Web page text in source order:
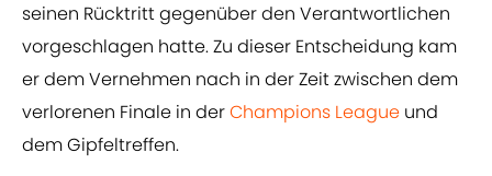
seinen Rücktritt gegenüber den Verantwortlichen
vorgeschlagen hatte. Zu dieser Entscheidung kam
er dem Vernehmen nach in der Zeit zwischen dem
verlorenen Finale in derChampions League und
dem Gipfeltreffen.